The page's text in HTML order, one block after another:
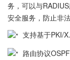
务，可以与
安全服务，防止非法
支持基于PKI/
路由协议